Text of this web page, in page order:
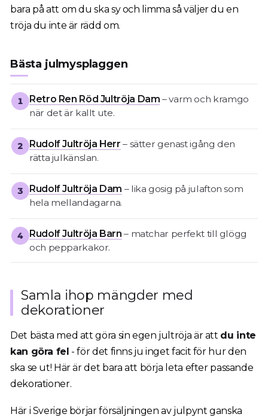
bara på att om du ska sy och limma så väljer du en
tröja du inte är rädd om.
Bästa julmysplaggen
1 Retro Ren Röd Jultröja Dam – varm och kramgo
när det är kallt ute.
2 Rudolf Jultröja Herr – sätter genast igång den
rätta julkänslan.
3 Rudolf Jultröja Dam – lika gosig på julafton som
hela mellandagarna.
4 Rudolf Jultröja Barn – matchar perfekt till glögg
och pepparkakor.
Samla ihop mängder med
dekorationer
Det bästa med att göra sin egen jultröja är att du inte
kan göra fel - för det finns ju inget facit för hur den
ska se ut! Här är det bara att börja leta efter passande
dekorationer.
Här i Sverige börjar försäljningen av julpynt ganska